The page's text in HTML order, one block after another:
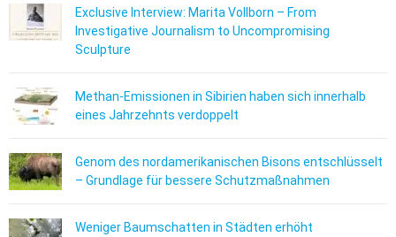
Exclusive Interview: Marita Vollborn – From
Investigative Journalism to Uncompromising
Sculpture
Methan-Emissionen in Sibirien haben sich innerhalb
eines Jahrzehnts verdoppelt
Genom des nordamerikanischen Bisons entschlüsselt
– Grundlage für bessere Schutzmaßnahmen
Weniger Baumschatten in Städten erhöht